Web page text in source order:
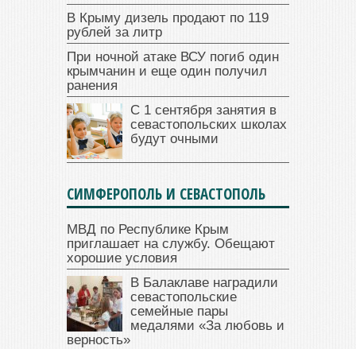
В Крыму дизель продают по 119
рублей за литр
При ночной атаке ВСУ погиб один
крымчанин и еще один получил
ранения
С 1 сентября занятия в
севастопольских школах
будут очными
СИМФЕРОПОЛЬ И СЕВАСТОПОЛЬ
МВД по Республике Крым
приглашает на службу. Обещают
хорошие условия
В Балаклаве наградили
севастопольские
семейные пары
медалями «За любовь и
верность»